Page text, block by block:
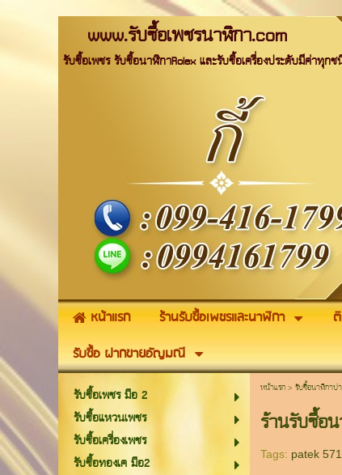
www.รับซื้อเพชรนาฬิกา.com
รับซื้อเพชร รับซื้อนาฬิกาRolex และรับซื้อเครื่องประดับมีค่าทุก
หน้าแรก ร้านรับซื้อเพชรและนาฬิกา
รับซื้อ ฝากขายอัญมณี
รับซื้อเพชร มือ 2
รับซื้อแหวนเพชร
รับซื้อเครื่องเพชร
รับซื้อทองเค มือ2
หน้าแรก> รับซื้อนาฬิกาป
ร้านรับซื้อน
Tags: patek